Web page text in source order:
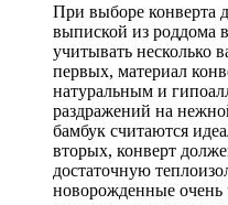
При выборе конверта
выпиской из роддома
учитывать несколько
первых, материал
натуральным и
раздражений на
бамбук считаются
вторых, конверт
достаточную
новорожденные очень